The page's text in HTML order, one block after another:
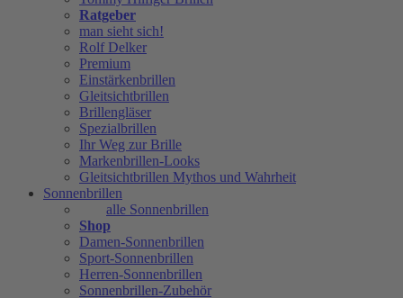
Ratgeber
man sieht sich!
Rolf Delker
Premium
Einstärkenbrillen
Gleitsichtbrillen
Brillengläser
Spezialbrillen
Ihr Weg zur Brille
Markenbrillen-Looks
Gleitsichtbrillen Mythos und Wahrheit
Sonnenbrillen
alle Sonnenbrillen
Shop
Damen-Sonnenbrillen
Sport-Sonnenbrillen
Herren-Sonnenbrillen
Sonnenbrillen-Zubehör